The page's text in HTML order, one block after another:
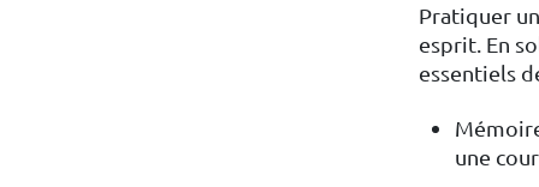
Pratiquer
esprit. En
essentiels
une